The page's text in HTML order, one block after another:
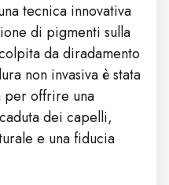
tecnica innovativa
di pigmenti sulla
da diradamento
non invasiva è stata
per offrire una
dei capelli,
e una fiducia